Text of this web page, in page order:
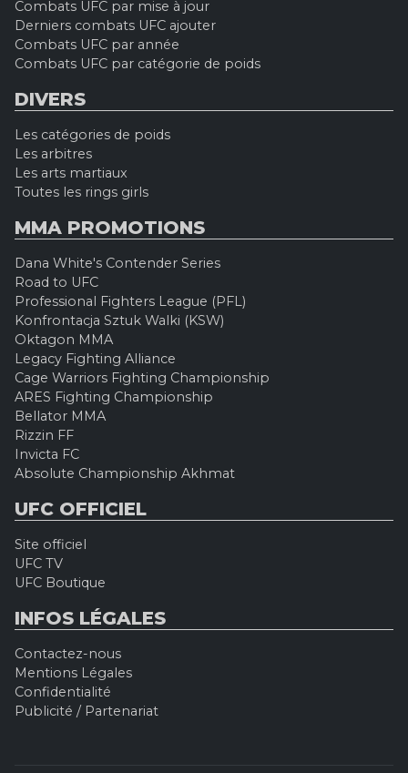
Combats UFC par mise à jour
Derniers combats UFC ajouter
Combats UFC par année
Combats UFC par catégorie de poids
DIVERS
Les catégories de poids
Les arbitres
Les arts martiaux
Toutes les rings girls
MMA PROMOTIONS
Dana White's Contender Series
Road to UFC
Professional Fighters League (PFL)
Konfrontacja Sztuk Walki (KSW)
Oktagon MMA
Legacy Fighting Alliance
Cage Warriors Fighting Championship
ARES Fighting Championship
Bellator MMA
Rizzin FF
Invicta FC
Absolute Championship Akhmat
UFC OFFICIEL
Site officiel
UFC TV
UFC Boutique
INFOS LÉGALES
Contactez-nous
Mentions Légales
Confidentialité
Publicité / Partenariat